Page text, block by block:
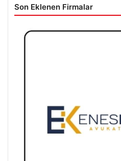
Son Eklenen Firmalar